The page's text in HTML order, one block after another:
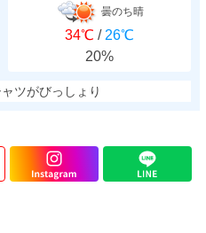
曇のち晴
34℃ / 26℃
20%
ツがびっしょり